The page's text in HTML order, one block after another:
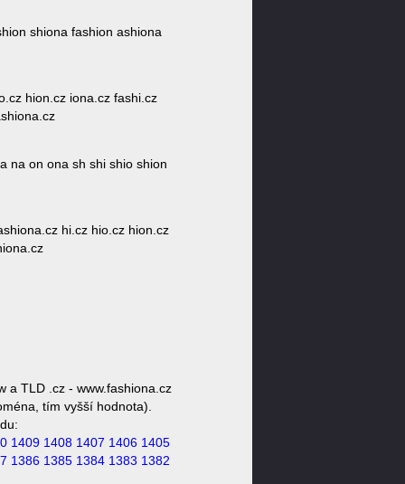
shiona fashion ashiona
hion.cz iona.cz fashi.cz
na on ona sh shi shio shion
hi.cz hio.cz hion.cz
a TLD .cz - www.fashiona.cz
tím vyšší hodnota).
1409 1408 1407 1406 1405
1386 1385 1384 1383 1382